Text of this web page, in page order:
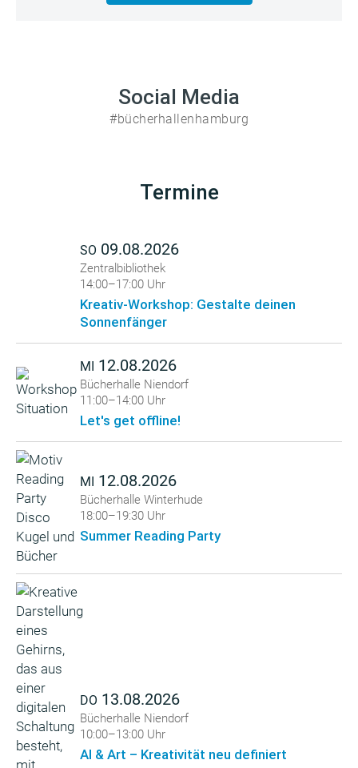
Social Media
#bücherhallenhamburg
Termine
SO 09.08.2026
Zentralbibliothek
14:00–17:00 Uhr
Kreativ-Workshop: Gestalte deinen
Sonnenfänger
MI 12.08.2026
Bücherhalle Niendorf
11:00–14:00 Uhr
Let's get offline!
MI 12.08.2026
Bücherhalle Winterhude
18:00–19:30 Uhr
Summer Reading Party
DO 13.08.2026
Bücherhalle Niendorf
10:00–13:00 Uhr
AI & Art – Kreativität neu definiert